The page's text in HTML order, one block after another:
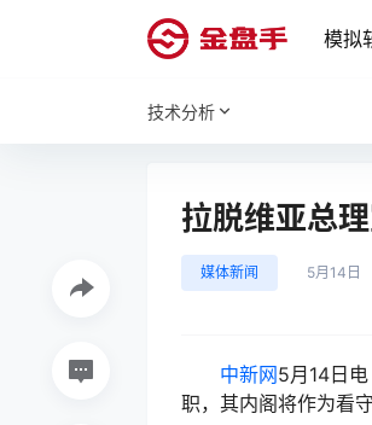
模拟
技术分析
拉脱维亚总
媒体新闻 5月14日
中新网5月14日
职，其内阁将作为看